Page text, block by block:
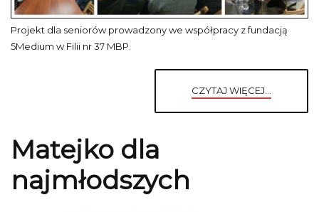
Projekt dla seniorów prowadzony we współpracy z fundacją
5Medium w Filii nr 37 MBP.
CZYTAJ WIĘCEJ...
Matejko dla
najmłodszych